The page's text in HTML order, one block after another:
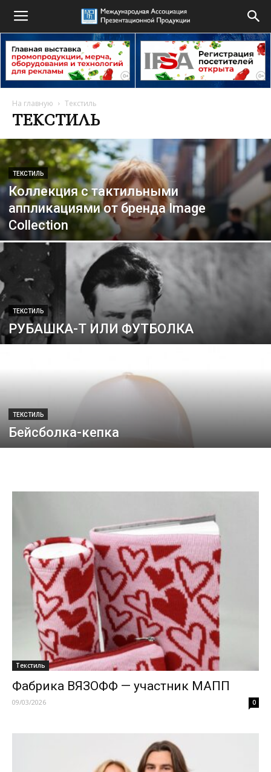
На главную Текстиль
ТЕКСТИЛЬ
ТЕКСТИЛЬ
Коллекция с тактильными
аппликациями от бренда Image
Collection
ТЕКСТИЛЬ
РУБАШКА-Т ИЛИ ФУТБОЛКА
ТЕКСТИЛЬ
Бейсболка-кепка
Текстиль
Фабрика ВЯЗОФФ — участник МАПП
09/03/2026 0